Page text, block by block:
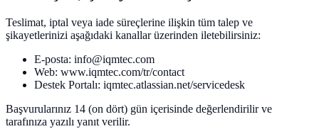
Teslimat, iptal veya iade süreçlerine ilişkin tüm talep ve
şikayetlerinizi aşağıdaki kanallar üzerinden iletebilirsiniz:
E-posta: info@iqmtec.com
Web: www.iqmtec.com/tr/contact
Destek Portalı: iqmtec.atlassian.net/servicedesk
Başvurularınız 14 (on dört) gün içerisinde değerlendirilir ve
tarafınıza yazılı yanıt verilir.